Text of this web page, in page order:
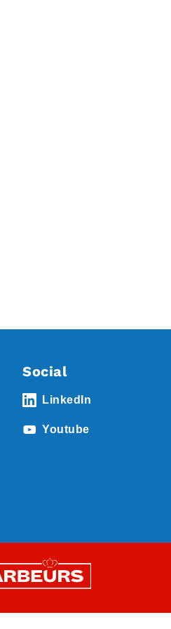
Social
LinkedIn
Youtube